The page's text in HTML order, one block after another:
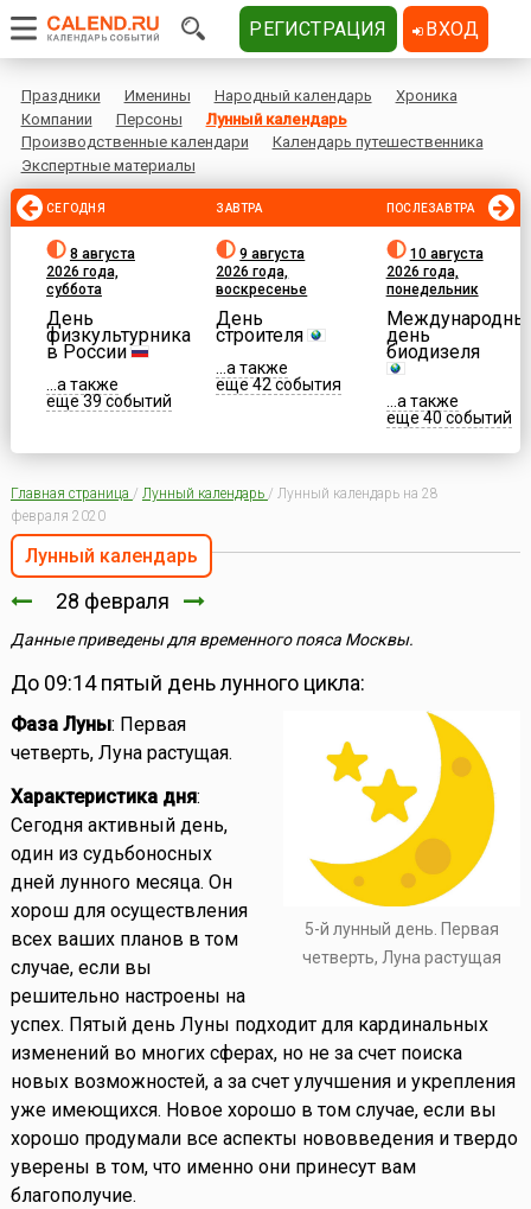
Праздники Именины Народный календарь
Хроника
Компании
Персоны
Лунный календарь
Производственные календари
Календарь путешественника
Экспертные материалы
СЕГОДНЯ
8 августа
2026 года,
суббота
День
физкультурника
в России
...а также
еще 39 событий
ЗАВТРА
9 августа
2026 года,
воскресенье
День
строителя
...а также
еще 42 события
ПОСЛЕЗАВТРА
10 августа
2026 года,
понедельник
день
биодизеля
...а также
еще 40 событий
Главная страница / Лунный календарь / Лунный календарь на 28
февраля 2020
Лунный календарь
28 февраля
Данные приведены для временного пояса Москвы.
До 09:14 пятый день лунного цикла:
5-й лунный день. Первая
четверть, Луна растущая
Фаза Луны: Первая
четверть, Луна растущая.
Характеристика дня:
Сегодня активный день,
один из судьбоносных
дней лунного месяца. Он
хорош для осуществления
всех ваших планов в том
случае, если вы
решительно настроены на
успех. Пятый день Луны подходит для кардинальных
изменений во многих сферах, но не за счет поиска
новых возможностей, а за счет улучшения и укрепления
уже имеющихся. Новое хорошо в том случае, если вы
хорошо продумали все аспекты нововведения и твердо
уверены в том, что именно они принесут вам
благополучие.
РЕГИСТРАЦИЯ ВХОД